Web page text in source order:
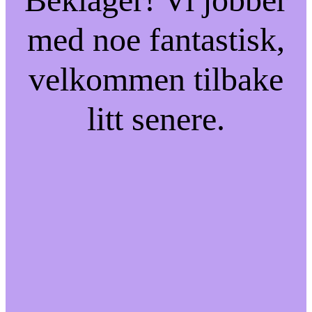
med noe fantastisk,
velkommen tilbake
litt senere.